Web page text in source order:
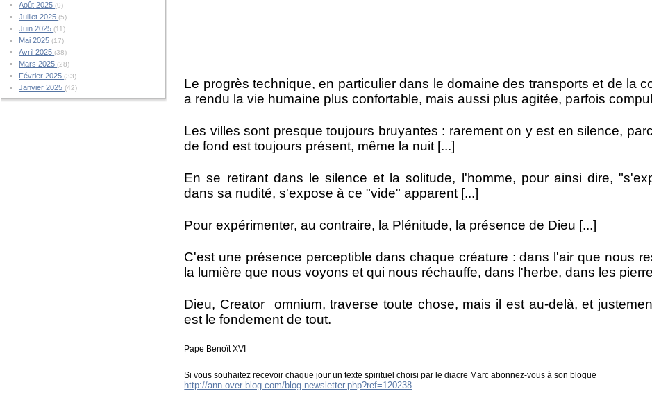
Août 2025(9)
Juillet 2025(5)
Juin 2025(11)
Mai 2025(17)
Avril 2025(38)
Mars 2025(28)
Février 2025(33)
Janvier 2025(42)
Le progrès technique, en particulier dans le domaine des transports et de la
a rendu la vie humaine plus confortable, mais aussi plus agitée, parfois
Les villes sont presque toujours bruyantes : rarement on y est en silence,
de fond est toujours présent, même la nuit [...]
En se retirant dans le silence et la solitude, l'homme, pour ainsi dire,
dans sa nudité, s'expose à ce "vide" apparent [...]
Pour expérimenter, au contraire, la Plénitude, la présence de Dieu [...]
C'est une présence perceptible dans chaque créature : dans l'air que nous
la lumière que nous voyons et qui nous réchauffe, dans l'herbe, dans les
Dieu, Creator omnium, traverse toute chose, mais il est au-delà, et
est le fondement de tout.
Pape Benoît XVI
Si vous souhaitez recevoir chaque jour un texte spirituel choisi par le diacre Marc abonnez-vous à son blogue
http://ann.over-blog.com/blog-newsletter.php?ref=120238